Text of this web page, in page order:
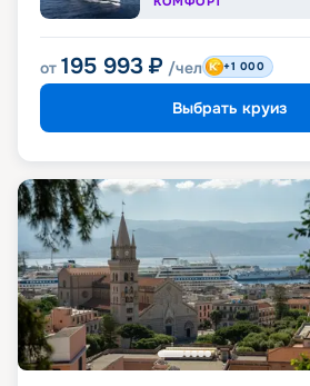
от 195 993 ₽ /чел +1 000
Выбрать круиз